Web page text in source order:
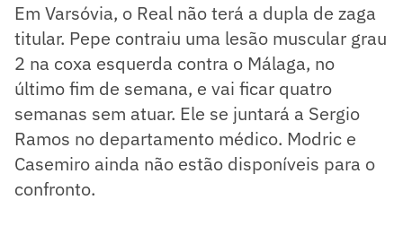
Em Varsóvia, o Real não terá a dupla de zaga
titular. Pepe contraiu uma lesão muscular grau
2 na coxa esquerda contra o Málaga, no
último fim de semana, e vai ficar quatro
semanas sem atuar. Ele se juntará a Sergio
Ramos no departamento médico. Modric e
Casemiro ainda não estão disponíveis para o
confronto.